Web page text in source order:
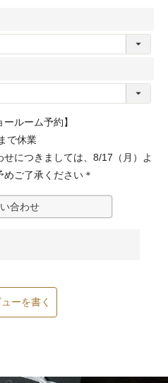
ルーム予約】
で休業
につきましては、8/17（月）よ
ご了承ください＊
合わせ
ーを書く